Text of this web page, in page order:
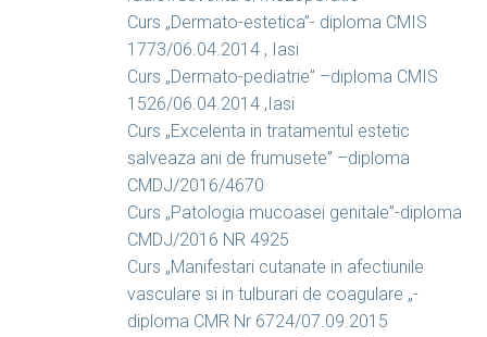
Curs „Dermato-estetica”- diploma CMIS
1773/06.04.2014 , Iasi
Curs „Dermato-pediatrie” –diploma CMIS
1526/06.04.2014 ,Iasi
Curs „Excelenta in tratamentul estetic
salveaza ani de frumusete” –diploma
CMDJ/2016/4670
Curs „Patologia mucoasei genitale”-diploma
CMDJ/2016 NR 4925
Curs „Manifestari cutanate in afectiunile
vasculare si in tulburari de coagulare „-
diploma CMR Nr 6724/07.09.2015